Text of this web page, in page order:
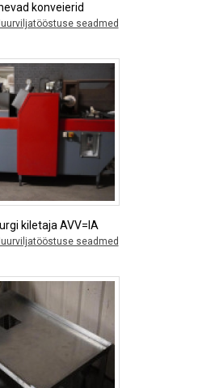
konveierid
seadmed
kiletaja AVV=IA
seadmed